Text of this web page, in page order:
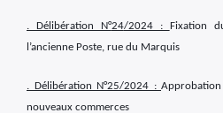
. Délibération N°24/2024 : Fixation
l’ancienne Poste, rue du Marquis
. Délibération N°25/2024 :
nouveaux commerces